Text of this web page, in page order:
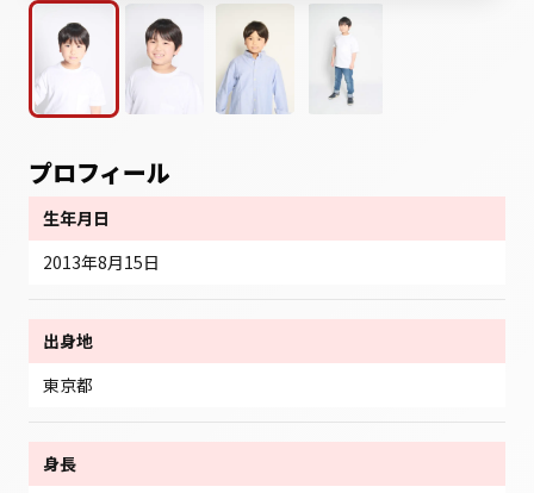
プロフィール
生年月日
2013年8月15日
出身地
東京都
身長